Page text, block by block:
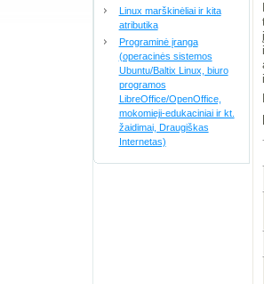
Linux marškinėliai ir kita
atributika
Programinė įranga
(operacinės sistemos
Ubuntu/Baltix Linux, biuro
programos
LibreOffice/OpenOffice,
mokomieji-edukaciniai ir kt.
žaidimai, Draugiškas
Internetas)